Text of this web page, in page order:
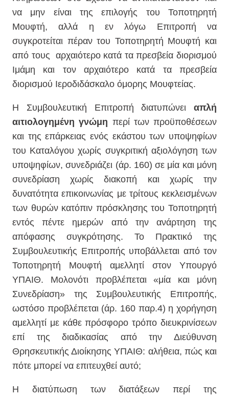
να μην είναι της επιλογής του Τοποτηρητή
Μουφτή, αλλά η εν λόγω Επιτροπή να
συγκροτείται πέραν του Τοποτηρητή Μουφτή και
από τους αρχαιότερο κατά τα πρεσβεία διορισμού
Ιμάμη και τον αρχαιότερο κατά τα πρεσβεία
διορισμού Ιεροδιδάσκαλο όμορης Μουφτείας.
Η Συμβουλευτική Επιτροπή διατυπώνει απλή
αιτιολογημένη γνώμη περί των προϋποθέσεων
και της επάρκειας ενός εκάστου των υποψηφίων
του Καταλόγου χωρίς συγκριτική αξιολόγηση των
υποψηφίων, συνεδριάζει (άρ. 160) σε μία και μόνη
συνεδρίαση χωρίς διακοπή και χωρίς την
δυνατότητα επικοινωνίας με τρίτους κεκλεισμένων
των θυρών κατόπιν πρόσκλησης του Τοποτηρητή
εντός πέντε ημερών από την ανάρτηση της
απόφασης συγκρότησης. Το Πρακτικό της
Συμβουλευτικής Επιτροπής υποβάλλεται από τον
Τοποτηρητή Μουφτή αμελλητί στον Υπουργό
ΥΠΑΙΘ. Μολονότι προβλέπεται «μία και μόνη
Συνεδρίαση» της Συμβουλευτικής Επιτροπής,
ωστόσο προβλέπεται (άρ. 160 παρ.4) η χορήγηση
αμελλητί με κάθε πρόσφορο τρόπο διευκρινίσεων
επί της διαδικασίας από την Διεύθυνση
Θρησκευτικής Διοίκησης ΥΠΑΙΘ: αλήθεια, πώς και
πότε μπορεί να επιτευχθεί αυτό;
Η διατύπωση των διατάξεων περί της